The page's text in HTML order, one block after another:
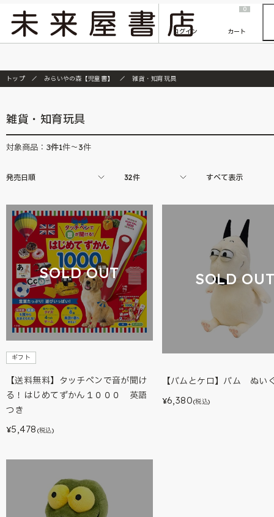
『ONE PIECE magazine 021 ONE PIECEカード付き同梱版』発売延期のご案内
ログイン
0
カート
トップ みらいやの森【児童書】 雑貨・知育玩具
雑貨・知育玩具
対象商品： 3件1件～3件
発売日順 32件 すべて表示
SOLD OUT
ギフト
【送料無料】タッチペンで音が聞け
る！はじめてずかん１０００ 英語
つき
¥5,478 (税込)
SOLD
【バムとケロ】バム ぬ
¥6,380(税込)